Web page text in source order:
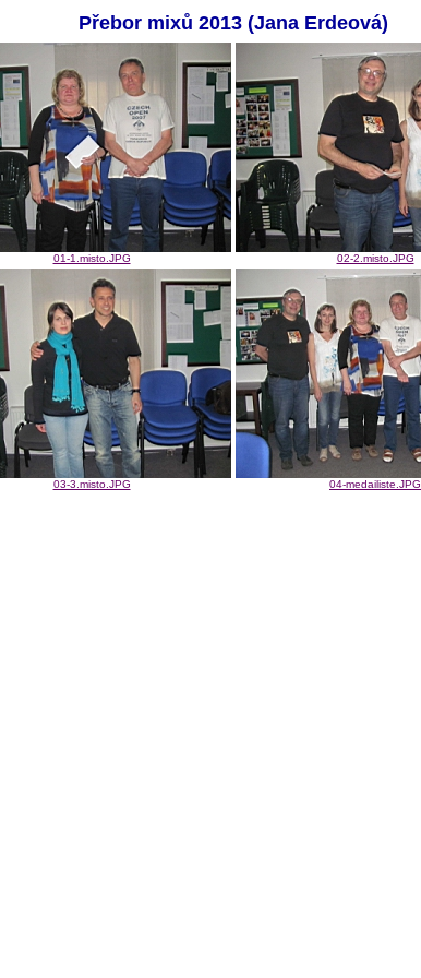
Přebor mixů 2013 (Jana Erdeová)
01-1.misto.JPG 02-2.misto.JPG
03-3.misto.JPG 04-medailiste.JPG